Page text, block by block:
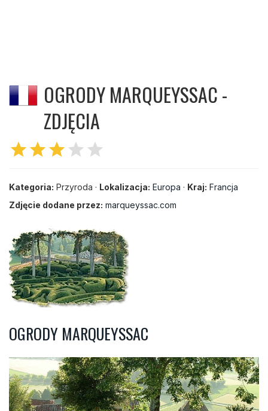
OGRODY MARQUEYSSAC -
ZDJĘCIA
starstarstar star star
Kategoria: Przyroda · Lokalizacja: Europa · Kraj: Francja
Zdjęcie dodane przez: marqueyssac.com
OGRODY MARQUEYSSAC